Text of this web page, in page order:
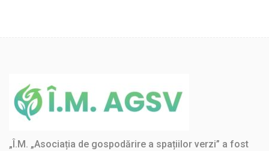
„Î.M. „Asociația de gospodărire a spațiilor verzi” a fost